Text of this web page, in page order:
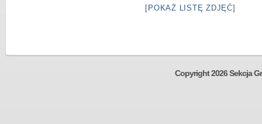
[POKAŻ LISTĘ ZDJĘĆ]
Copyright 2026 Sekcja